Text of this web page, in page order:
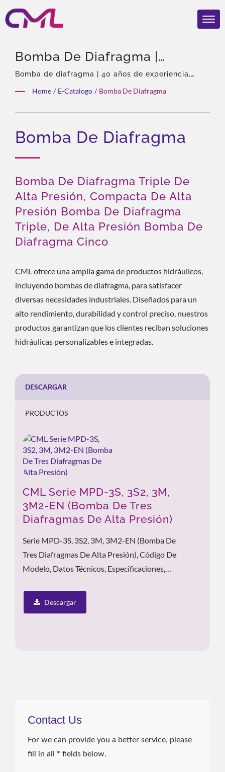
Bomba De Diafragma |
Válvulas Hidráulicas
Certificadas Por EMC, ISO
9001 Y CE – El
Reconocimiento Global De
CML
Bomba de diafragma | 40 años de experiencia,
Distribución global.
Home / E-Catalogo / Bomba De Diafragma
Bomba De Diafragma
Bomba De Diafragma Triple De
Alta Presión, Compacta De Alta
Presión Bomba De Diafragma
Triple, De Alta Presión Bomba De
Diafragma Cinco
CML ofrece una amplia gama de productos hidráulicos,
incluyendo bombas de diafragma, para satisfacer
diversas necesidades industriales. Diseñados para un
alto rendimiento, durabilidad y control preciso, nuestros
productos garantizan que los clientes reciban soluciones
hidráulicas personalizables e integradas.
DESCARGAR
PRODUCTOS
CML Serie MPD-3S, 3S2, 3M,
3M2-EN (Bomba De Tres
Diafragmas De Alta Presión)
Serie MPD-3S, 3S2, 3M, 3M2-EN (Bomba De
Tres Diafragmas De Alta Presión), Código De
Modelo, Datos Técnicos, Especificaciones,
Descargar